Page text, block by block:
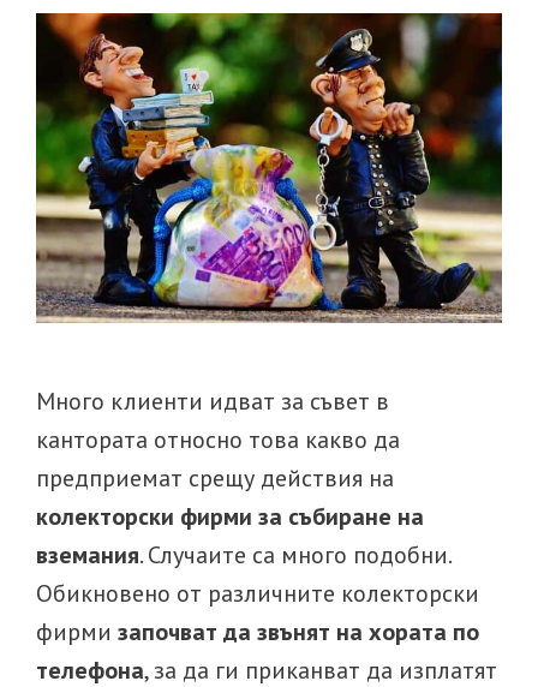
Много клиенти идват за съвет в
кантората относно това какво да
предприемат срещу действия на
колекторски фирми за събиране на
вземания. Случаите са много подобни.
Обикновено от различните колекторски
фирми започват да звънят на хората по
телефона, за да ги приканват да изплатят